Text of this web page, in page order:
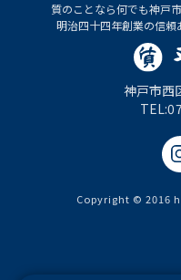
質のことなら何でも神戸
明治四十四年創業の信頼
神戸市西
TEL:
Copyright © 2016